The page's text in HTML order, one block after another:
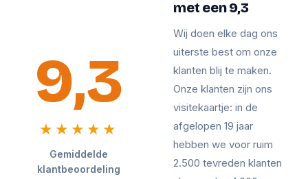
9,3
★★★★★
Gemiddelde
klantbeoordeling
met een 9,3
Wij doen elke dag ons
uiterste best om onze
klanten blij te maken.
Onze klanten zijn ons
visitekaartje: in de
afgelopen 19 jaar
hebben we voor ruim
2.500 tevreden klanten